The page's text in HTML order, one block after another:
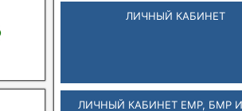
ЛИЧНЫЙ КАБИНЕТ
ЛИЧНЫЙ КАБИНЕТ ЕМР, БМР